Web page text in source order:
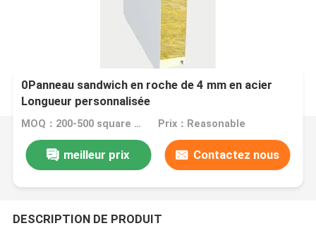
0Panneau sandwich en roche de 4 mm en acier
Longueur personnalisée
MOQ：200-500 square meters Prix：Reasonable
meilleur prix Contactez nous
DESCRIPTION DE PRODUIT